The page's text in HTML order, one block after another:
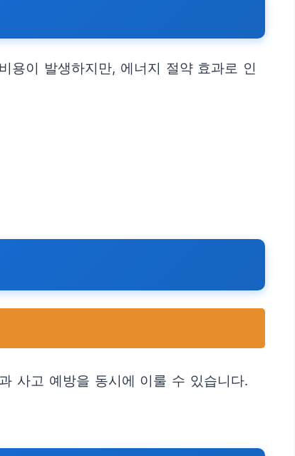
용이 발생하지만, 에너지 절약 효과로 인
사고 예방을 동시에 이룰 수 있습니다.